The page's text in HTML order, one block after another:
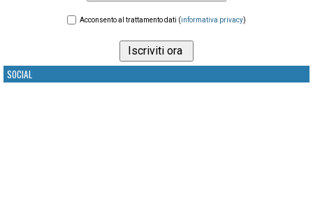
Acconsento al trattamento dati (informativa privacy)
SOCIAL